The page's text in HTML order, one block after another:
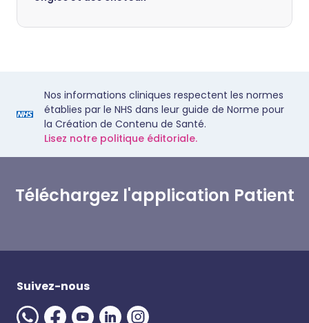
Nos informations cliniques respectent les normes
établies par le NHS dans leur guide de Norme pour
la Création de Contenu de Santé.
Lisez notre politique éditoriale.
Téléchargez l'application Patient
Suivez-nous